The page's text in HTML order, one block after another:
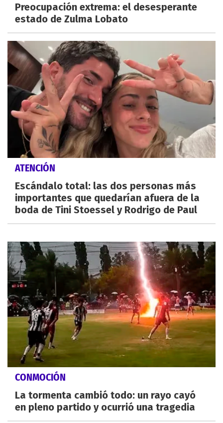
Preocupación extrema: el desesperante
estado de Zulma Lobato
ATENCIÓN
Escándalo total: las dos personas más
importantes que quedarían afuera de la
boda de Tini Stoessel y Rodrigo de Paul
CONMOCIÓN
La tormenta cambió todo: un rayo cayó
en pleno partido y ocurrió una tragedia